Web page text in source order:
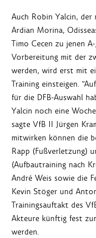
Auch Robin Yalcin, der
Ardian Morina,
Timo Cecen zu jenen
Vorbereitung mit der
werden, wird erst mit
Training einsteigen.
für die DFB-Auswahl
Yalcin noch eine
sagte VfB II Jürgen
mitwirken können die
Rapp (Fußverletzung)
(Aufbautraining nach
André Weis sowie die
Kevin Stöger und
Trainingsauftakt des
Akteure künftig fest
werden.